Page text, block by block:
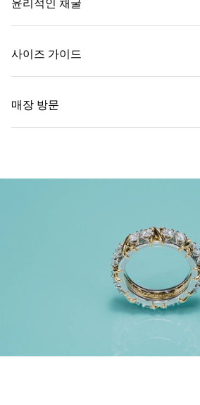
윤리적인 채굴
사이즈 가이드
자세히 보기
매장 방문
가까운 매장 찾기